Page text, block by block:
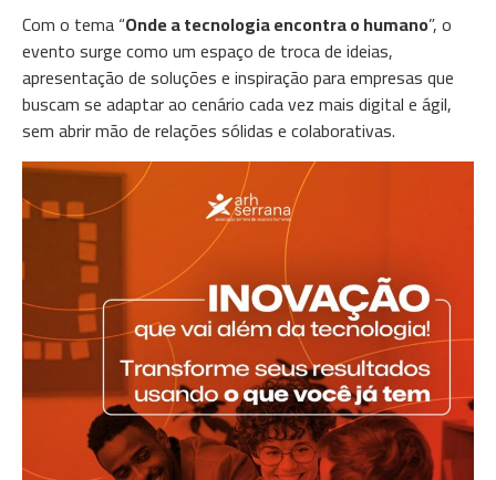
Com o tema “Onde a tecnologia encontra o humano”, o
evento surge como um espaço de troca de ideias,
apresentação de soluções e inspiração para empresas que
buscam se adaptar ao cenário cada vez mais digital e ágil,
sem abrir mão de relações sólidas e colaborativas.